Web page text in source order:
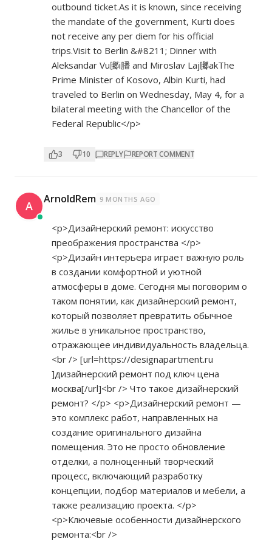
outbound ticket.As it is known, since receiving
the mandate of the government, Kurti does
not receive any per diem for his official
trips.Visit to Berlin &#8211; Dinner with
Aleksandar Vu膷i膰 and Miroslav Laj膷akThe
Prime Minister of Kosovo, Albin Kurti, had
traveled to Berlin on Wednesday, May 4, for a
bilateral meeting with the Chancellor of the
Federal Republic</p>
3 10 REPLY REPORT COMMENT
A ArnoldRem 9 MONTHS AGO
<p>Дизайнерский ремонт: искусство
преображения пространства </p>
<p>Дизайн интерьера играет важную роль
в создании комфортной и уютной
атмосферы в доме. Сегодня мы поговорим о
таком понятии, как дизайнерский ремонт,
который позволяет превратить обычное
жилье в уникальное пространство,
отражающее индивидуальность владельца.
<br /> [url=https://designapartment.ru
]дизайнерский ремонт под ключ цена
москва[/url]<br /> Что такое дизайнерский
ремонт? </p> <p>Дизайнерский ремонт —
это комплекс работ, направленных на
создание оригинального дизайна
помещения. Это не просто обновление
отделки, а полноценный творческий
процесс, включающий разработку
концепции, подбор материалов и мебели, а
также реализацию проекта. </p>
<p>Ключевые особенности дизайнерского
ремонта:<br />